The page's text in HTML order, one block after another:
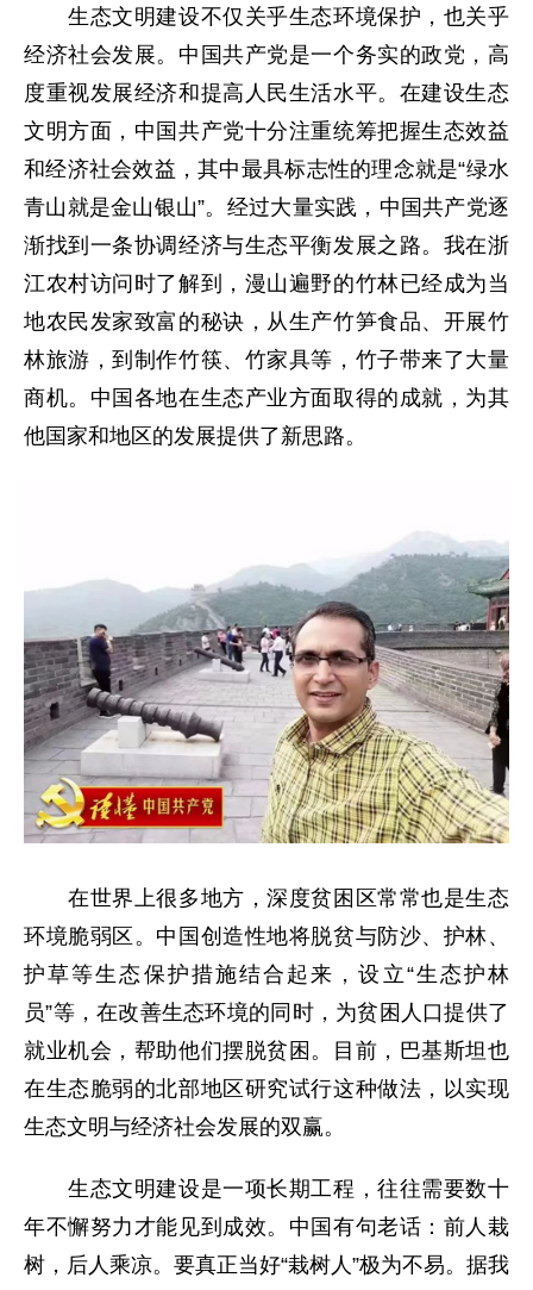
生态文明建设不仅关乎生态环境保护，也关乎
经济社会发展。中国共产党是一个务实的政党，高
度重视发展经济和提高人民生活水平。在建设生态
文明方面，中国共产党十分注重统筹把握生态效益
和经济社会效益，其中最具标志性的理念就是“绿水
青山就是金山银山”。经过大量实践，中国共产党逐
渐找到一条协调经济与生态平衡发展之路。我在浙
江农村访问时了解到，漫山遍野的竹林已经成为当
地农民发家致富的秘诀，从生产竹笋食品、开展竹
林旅游，到制作竹筷、竹家具等，竹子带来了大量
商机。中国各地在生态产业方面取得的成就，为其
他国家和地区的发展提供了新思路。
在世界上很多地方，深度贫困区常常也是生态
环境脆弱区。中国创造性地将脱贫与防沙、护林、
护草等生态保护措施结合起来，设立“生态护林
员”等，在改善生态环境的同时，为贫困人口提供了
就业机会，帮助他们摆脱贫困。目前，巴基斯坦也
在生态脆弱的北部地区研究试行这种做法，以实现
生态文明与经济社会发展的双赢。
生态文明建设是一项长期工程，往往需要数十
年不懈努力才能见到成效。中国有句老话：前人栽
树，后人乘凉。要真正当好“栽树人”极为不易。据我